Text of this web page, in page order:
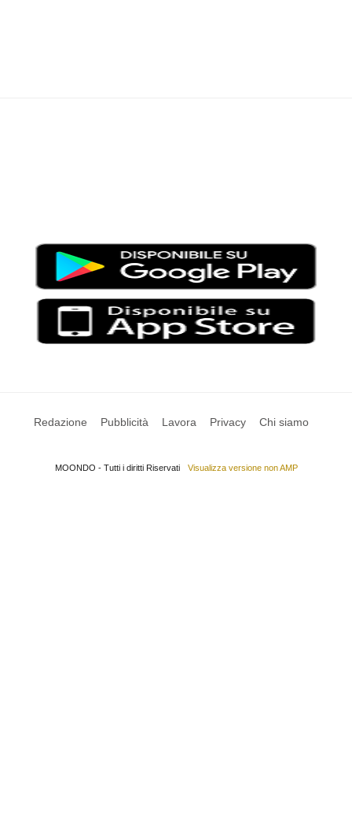
Redazione Pubblicità Lavora Privacy Chi siamo
MOONDO - Tutti i diritti Riservati Visualizza versione non AMP